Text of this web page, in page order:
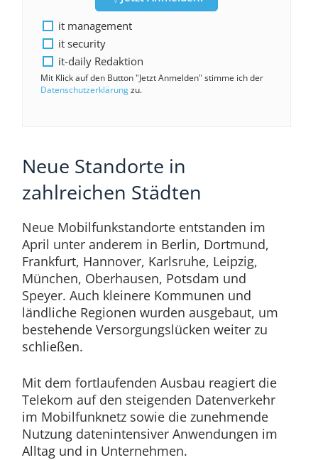
it management
it security
it-daily Redaktion
Mit Klick auf den Button "Jetzt Anmelden" stimme ich der
Datenschutzerklärungzu.
Neue Standorte in
zahlreichen Städten
Neue Mobilfunkstandorte entstanden im
April unter anderem in Berlin, Dortmund,
Frankfurt, Hannover, Karlsruhe, Leipzig,
München, Oberhausen, Potsdam und
Speyer. Auch kleinere Kommunen und
ländliche Regionen wurden ausgebaut, um
bestehende Versorgungslücken weiter zu
schließen.
Mit dem fortlaufenden Ausbau reagiert die
Telekom auf den steigenden Datenverkehr
im Mobilfunknetz sowie die zunehmende
Nutzung datenintensiver Anwendungen im
Alltag und in Unternehmen.